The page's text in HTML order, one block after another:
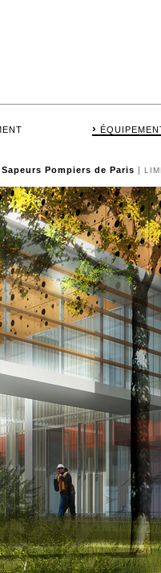
›
Pompiers de Paris